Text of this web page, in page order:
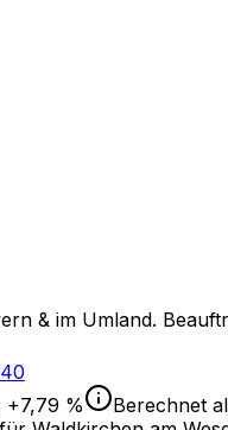
& im Umland.
+7,79 %
Berechnet